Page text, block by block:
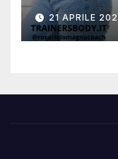
21 APRILE